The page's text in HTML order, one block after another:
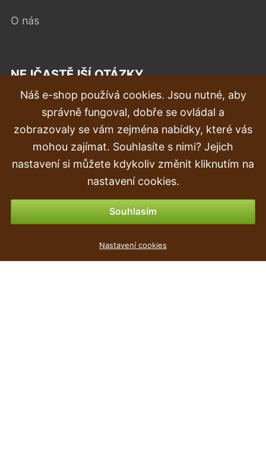
O nás
NEJČASTĚJŠÍ OTÁZKY
Reklamace
Doprava a doručení
Objednávka
Náš e-shop používá cookies. Jsou nutné, aby
správně fungoval, dobře se ovládal a
zobrazovaly se vám zejména nabídky, které vás
mohou zajímat. Souhlasíte s nimi? Jejich
nastavení si můžete kdykoliv změnit kliknutím na
nastavení cookies.
Souhlasím
Nastavení cookies